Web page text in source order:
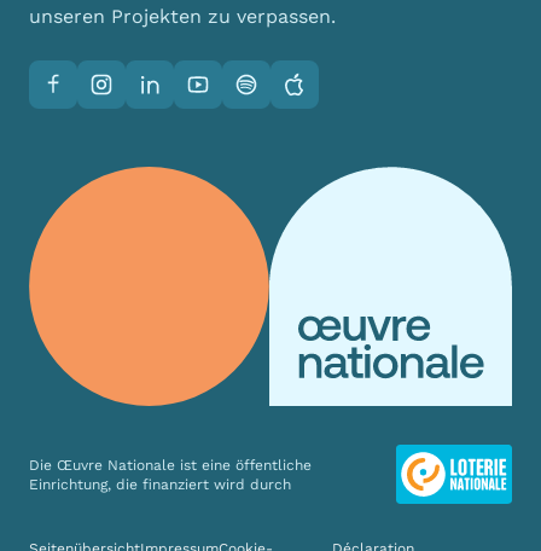
unseren Projekten zu verpassen.
FacebookInstagramLinkedInYouTubeSpotifyApple
Die Œuvre Nationale ist eine öffentliche
Einrichtung, die finanziert wird durch